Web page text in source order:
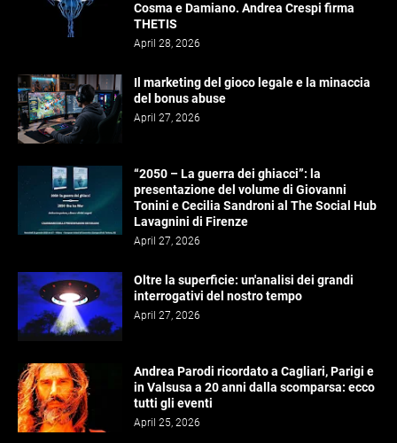
Cosma e Damiano. Andrea Crespi firma
THETIS
April 28, 2026
Il marketing del gioco legale e la minaccia
del bonus abuse
April 27, 2026
“2050 – La guerra dei ghiacci”: la
presentazione del volume di Giovanni
Tonini e Cecilia Sandroni al The Social Hub
Lavagnini di Firenze
April 27, 2026
Oltre la superficie: un'analisi dei grandi
interrogativi del nostro tempo
April 27, 2026
Andrea Parodi ricordato a Cagliari, Parigi e
in Valsusa a 20 anni dalla scomparsa: ecco
tutti gli eventi
April 25, 2026